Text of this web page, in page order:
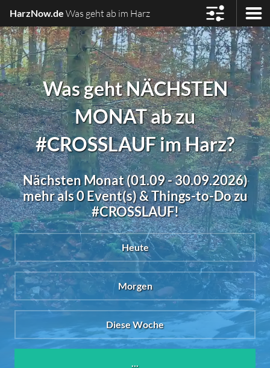
HarzNow.de Was geht ab im Harz
Was geht NÄCHSTEN
MONAT ab zu
#CROSSLAUF im Harz?
Nächsten Monat (01.09 - 30.09.2026)
mehr als 0 Event(s) & Things-to-Do zu
#CROSSLAUF!
Heute
Morgen
Diese Woche